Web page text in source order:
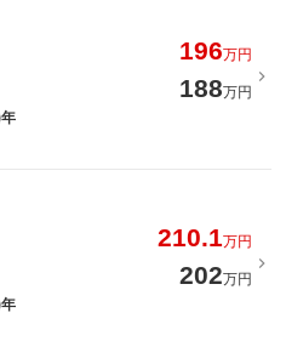
196万円
188万円
210.1万円
202万円